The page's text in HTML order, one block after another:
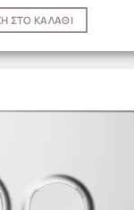
ΣΤΟ ΚΑΛΆΘΙ